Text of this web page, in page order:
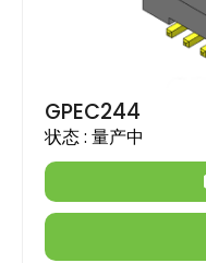
GPEC244
状态 : 量产中